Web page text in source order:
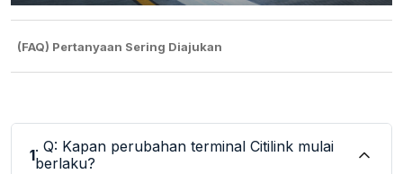
(FAQ) Pertanyaan Sering Diajukan
1. Q: Kapan perubahan terminal Citilink mulai
berlaku?